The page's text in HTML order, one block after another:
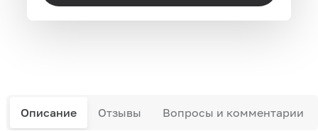
Описание Отзывы Вопросы и комментарии